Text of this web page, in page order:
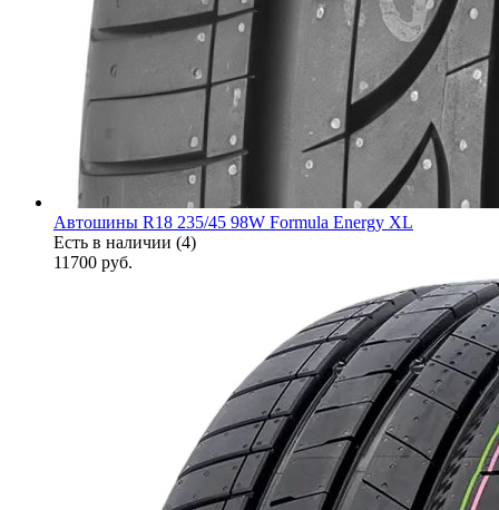
Автошины R18 235/45 98W Formula Energy XL
Есть в наличии (4)
11700 руб.